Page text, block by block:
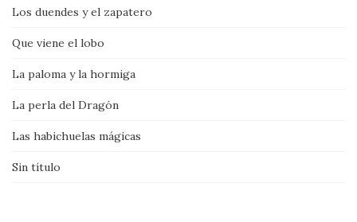
Los duendes y el zapatero
Que viene el lobo
La paloma y la hormiga
La perla del Dragón
Las habichuelas mágicas
Sin título